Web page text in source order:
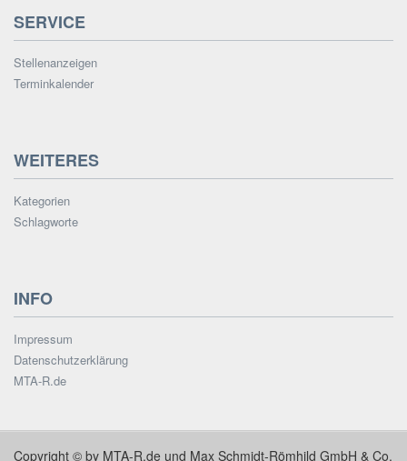
SERVICE
Stellenanzeigen
Terminkalender
WEITERES
Kategorien
Schlagworte
INFO
Impressum
Datenschutzerklärung
MTA-R.de
Copyright © by MTA-R.de und Max Schmidt-Römhild GmbH & Co.